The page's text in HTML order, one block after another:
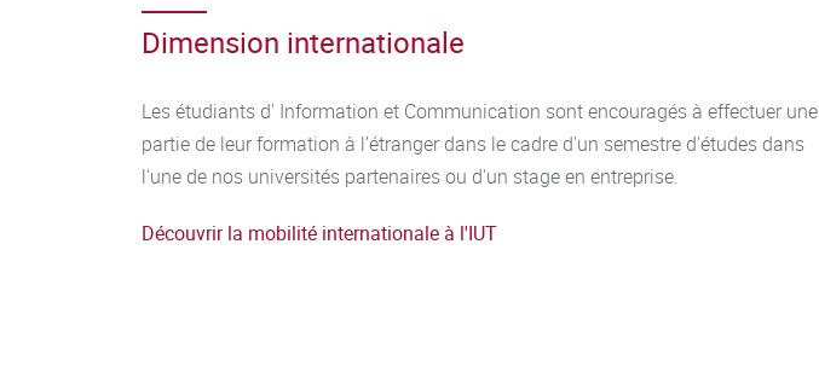
Comprendre le fonctionnement des organisations et institutions
Mobiliser des ressources artistiques et culturelles pertinentes
Informer et communiquer au sein des organisations
Maîtriser la langue française et deux langues étrangères
Dimension internationale
Les étudiants d' Information et Communication sont encouragés à effectuer une
partie de leur formation à l’étranger dans le cadre d'un semestre d'études dans
l'une de nos universités partenaires ou d'un stage en entreprise.
Découvrir la mobilité internationale à l'IUT